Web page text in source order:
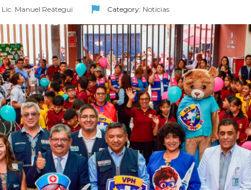
Lic. Manuel Reátegui Category: Noticias